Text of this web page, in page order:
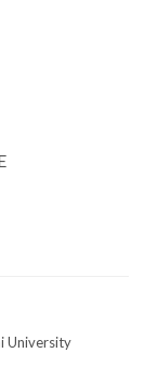
University